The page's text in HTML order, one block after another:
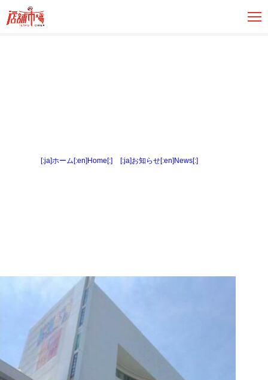
[:ja]ホーム[:en]Home[:] [:ja]お知らせ[:en]News[:]